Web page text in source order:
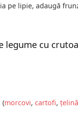
pe lipie, adaugă
legume cu
(morcovi, cartofi, țelină